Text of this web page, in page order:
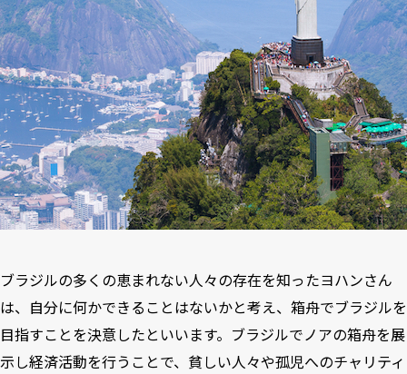
ブラジルの多くの恵まれない人々の存在を知ったヨハンさん
は、自分に何かできることはないかと考え、箱舟でブラジルを
目指すことを決意したといいます。ブラジルでノアの箱舟を展
示し経済活動を行うことで、貧しい人々や孤児へのチャリティ